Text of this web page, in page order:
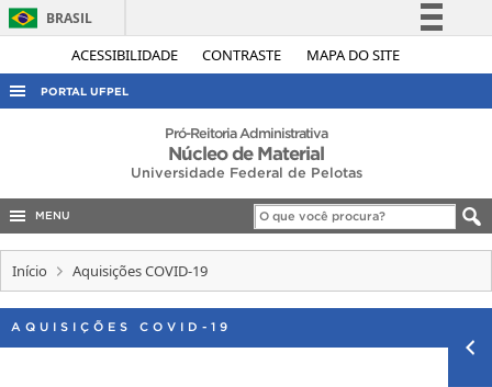
ACESSIBILIDADE CONTRASTE MAPA DO SITE
BRASIL
Simplifique!
Acesso à informação
Canais
PORTAL UFPEL
ACESSO À INFORMAÇÃO
EDITAIS
Pró-Reitoria Administrativa
Núcleo de Material
Universidade Federal de Pelotas
MENU
Início Aquisições COVID-19
AQUISIÇÕES COVID-19